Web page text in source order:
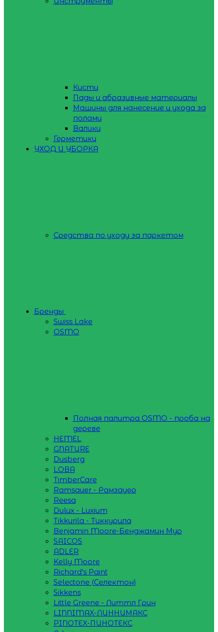
Кисти
Пады и абразивные материалы
Машины для нанесение и ухода за
полами
Валики
Герметики
УХОД И УБОРКА
Средства по уходу за паркетом
Бренды
Swiss Lake
OSMO
Полная палитра OSMO - проба на
дереве
HEMEL
GNATURE
Dusberg
LOBA
TimberCare
Ramsauer - Рамзауер
Reesa
Dulux - Luxium
Tikkurila - Тиккурила
Benjamin Moore-Бенджамин Мур
SAICOS
ADLER
Kelly Moore
Richard's Paint
Selectone (Селектон)
Sikkens
Little Greene - Литтл Грин
LINNIMAX-ЛИННИМАКС
PINOTEX-ПИНОТЕКС